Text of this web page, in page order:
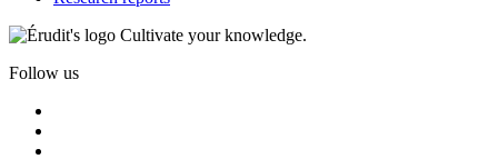
Cultivate your knowledge.
Follow us